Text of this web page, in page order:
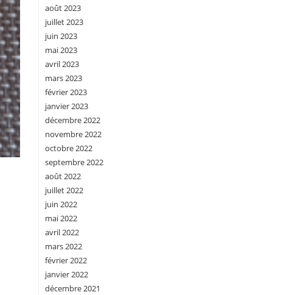
août 2023
juillet 2023
juin 2023
mai 2023
avril 2023
mars 2023
février 2023
janvier 2023
décembre 2022
novembre 2022
octobre 2022
septembre 2022
août 2022
juillet 2022
juin 2022
mai 2022
avril 2022
mars 2022
février 2022
janvier 2022
décembre 2021